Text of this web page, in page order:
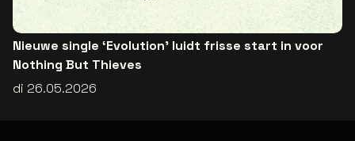
Nieuwe single ‘Evolution’ luidt frisse start in voor
Nothing But Thieves
di 26.05.2026